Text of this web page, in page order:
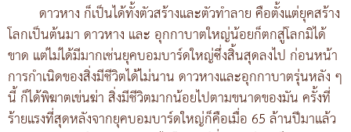
ดาวหาง ก็เป็นได้ทั้งตัวสร้างและตัวทำลาย คือตั้งแต่ยุคสร้าง
โลกเป็นต้นมา ดาวหาง และ อุกกาบาตใหญ่น้อยก็ตกสู่โลกมิได้
ขาด แต่ไม่ได้มีมากเช่นยุคบอมบาร์ดใหญ่ซึ่งสิ้นสุดลงไป ก่อนหน้า
การกำเนิดของสิ่งมีชีวิตได้ไม่นาน ดาวหางและอุกกาบาตรุ่นหลัง ๆ
นี้ ก็ได้พิฆาตเข่นฆ่า สิ่งมีชีวิตมากน้อยไปตามขนาดของมัน ครั้งที่
ร้ายแรงที่สุดหลังจากยุคบอมบาร์ดใหญ่ก็คือเมื่อ 65 ล้านปีมาแล้ว